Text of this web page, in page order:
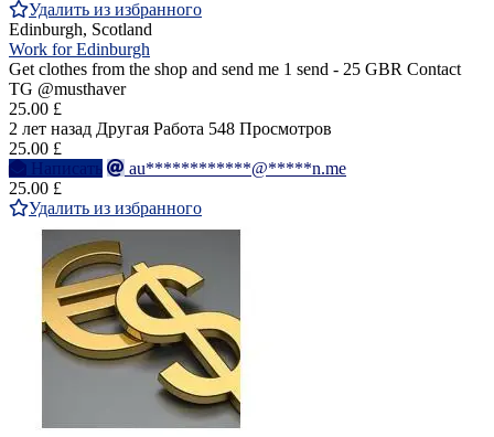
Удалить из избранного
Edinburgh, Scotland
Work for Edinburgh
Get clothes from the shop and send me 1 send - 25 GBR Contact
TG @musthaver
25.00 £
2 лет назад Другая Работа 548 Просмотров
25.00 £
Написать
au************@*****n.me
25.00 £
Удалить из избранного